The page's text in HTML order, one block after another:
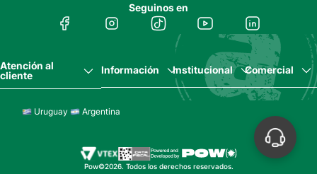
Seguinos en
Atención al
cliente
Información Institucional Comercial
Uruguay Argentina
Pow©2026. Todos los derechos reservados.